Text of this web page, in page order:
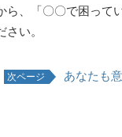
ら、「〇〇で困って
さい。
次ページ あなたも